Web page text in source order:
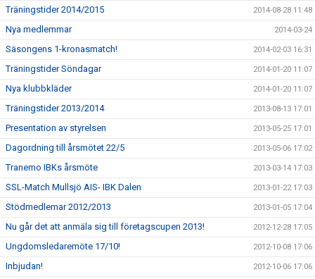
Träningstider 2014/2015 2014-08-28 11:48
Nya medlemmar 2014-03-24
Säsongens 1-kronasmatch! 2014-02-03 16:31
Träningstider Söndagar 2014-01-20 11:07
Nya klubbkläder 2014-01-20 11:07
Träningstider 2013/2014 2013-08-13 17:01
Presentation av styrelsen 2013-05-25 17:01
Dagordning till årsmötet 22/5 2013-05-06 17:02
Tranemo IBKs årsmöte 2013-03-14 17:03
SSL-Match Mullsjö AIS- IBK Dalen 2013-01-22 17:03
Stödmedlemar 2012/2013 2013-01-05 17:04
Nu går det att anmäla sig till företagscupen 2013! 2012-12-28 17:05
Ungdomsledaremöte 17/10! 2012-10-08 17:06
Inbjudan! 2012-10-06 17:06